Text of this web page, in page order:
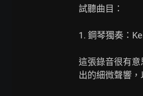
試聽曲目：
1. 鋼琴獨奏：
這張錄音很有
出的細微聲響